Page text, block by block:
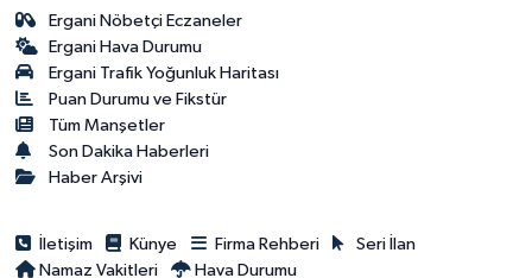
Ergani Nöbetçi Eczaneler
Ergani Hava Durumu
Ergani Trafik Yoğunluk Haritası
Puan Durumu ve Fikstür
Tüm Manşetler
Son Dakika Haberleri
Haber Arşivi
İletişim Künye Firma Rehberi
Seri İlan
Namaz Vakitleri
Hava Durumu